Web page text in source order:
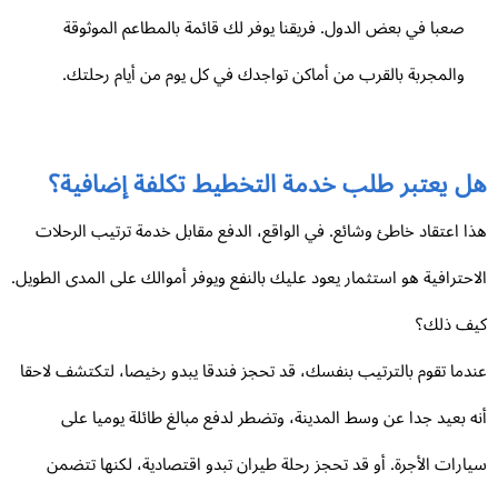
صعبا في بعض الدول. فريقنا يوفر لك قائمة بالمطاعم الموثوقة
والمجربة بالقرب من أماكن تواجدك في كل يوم من أيام رحلتك.
يعتبر طلب خدمة التخطيط تكلفة إضافية؟
اعتقاد خاطئ وشائع. في الواقع، الدفع مقابل خدمة ترتيب الرحلات
هو استثمار يعود عليك بالنفع ويوفر أموالك على المدى الطويل.
ذلك؟
تقوم بالترتيب بنفسك، قد تحجز فندقا يبدو رخيصا، لتكتشف لاحقا
بعيد جدا عن وسط المدينة، وتضطر لدفع مبالغ طائلة يوميا على
الأجرة. أو قد تحجز رحلة طيران تبدو اقتصادية، لكنها تتضمن